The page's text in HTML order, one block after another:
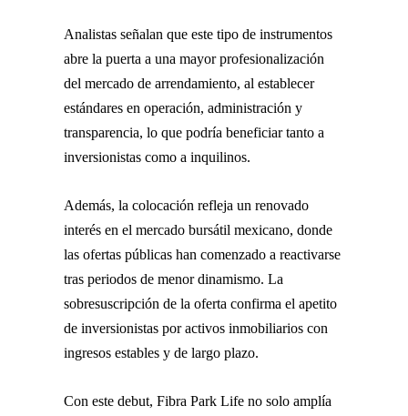
Analistas señalan que este tipo de instrumentos
abre la puerta a una mayor profesionalización
del mercado de arrendamiento, al establecer
estándares en operación, administración y
transparencia, lo que podría beneficiar tanto a
inversionistas como a inquilinos.
Además, la colocación refleja un renovado
interés en el mercado bursátil mexicano, donde
las ofertas públicas han comenzado a reactivarse
tras periodos de menor dinamismo. La
sobresuscripción de la oferta confirma el apetito
de inversionistas por activos inmobiliarios con
ingresos estables y de largo plazo.
Con este debut, Fibra Park Life no solo amplía